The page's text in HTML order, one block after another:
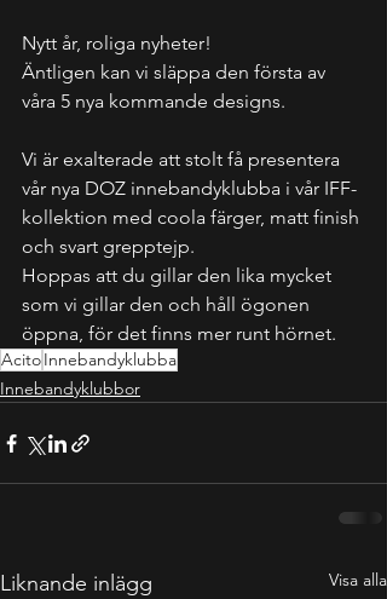
Nytt år, roliga nyheter!
Äntligen kan vi släppa den första av
våra 5 nya kommande designs.
Vi är exalterade att stolt få presentera
vår nya DOZ innebandyklubba i vår IFF-
kollektion med coola färger, matt finish
och svart grepptejp.
Hoppas att du gillar den lika mycket
som vi gillar den och håll ögonen
öppna, för det finns mer runt hörnet.
AcitoInnebandyklubba
Innebandyklubbor
Liknande inlägg Visa alla